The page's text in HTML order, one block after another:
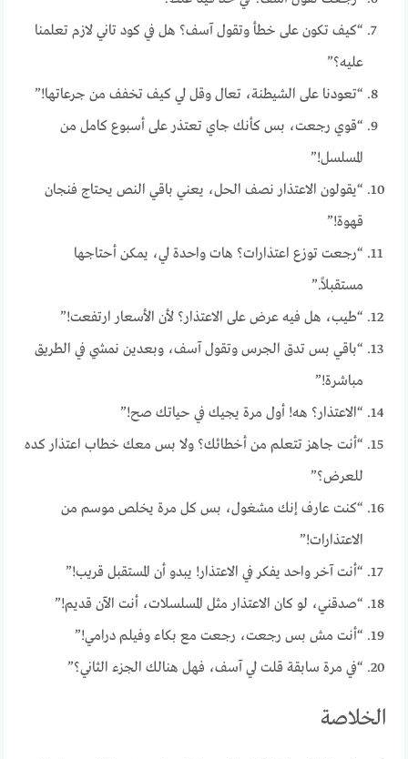
“كيف تكون على خطأ وتقول آسف؟ هل في كود تاني لازم تعلمنا
عليه؟”
“تعودنا على الشيطنة، تعال وقل لي كيف تخفف من جرعاتها!”
“قوي رجعت، بس كأنك جاي تعتذر على أسبوع كامل من
المسلسل!”
“يقولون الاعتذار نصف الحل، يعني باقي النص يحتاج فنجان
قهوة!”
“رجعت توزع اعتذارات؟ هات واحدة لي، يمكن أحتاجها
مستقبلاً.”
“طيب، هل فيه عرض على الاعتذار؟ لأن الأسعار ارتفعت!”
“باقي بس تدق الجرس وتقول آسف، وبعدين نمشي في الطريق
مباشرة!”
“الاعتذار؟ هه! أول مرة يجيك في حياتك صح!”
“أنت جاهز تتعلم من أخطائك؟ ولا بس معك خطاب اعتذار كده
للعرض؟”
“كنت عارف إنك مشغول، بس كل مرة يخلص موسم من
الاعتذارات!”
“أنت آخر واحد يفكر في الاعتذار! يبدو أن المستقبل قريب!”
“صدقني، لو كان الاعتذار مثل المسلسلات، أنت الآن قديم!”
“أنت مش بس رجعت، رجعت مع بكاء وفيلم درامي!”
“في مرة سابقة قلت لي آسف، فهل هنالك الجزء الثاني؟”
الخلاصة